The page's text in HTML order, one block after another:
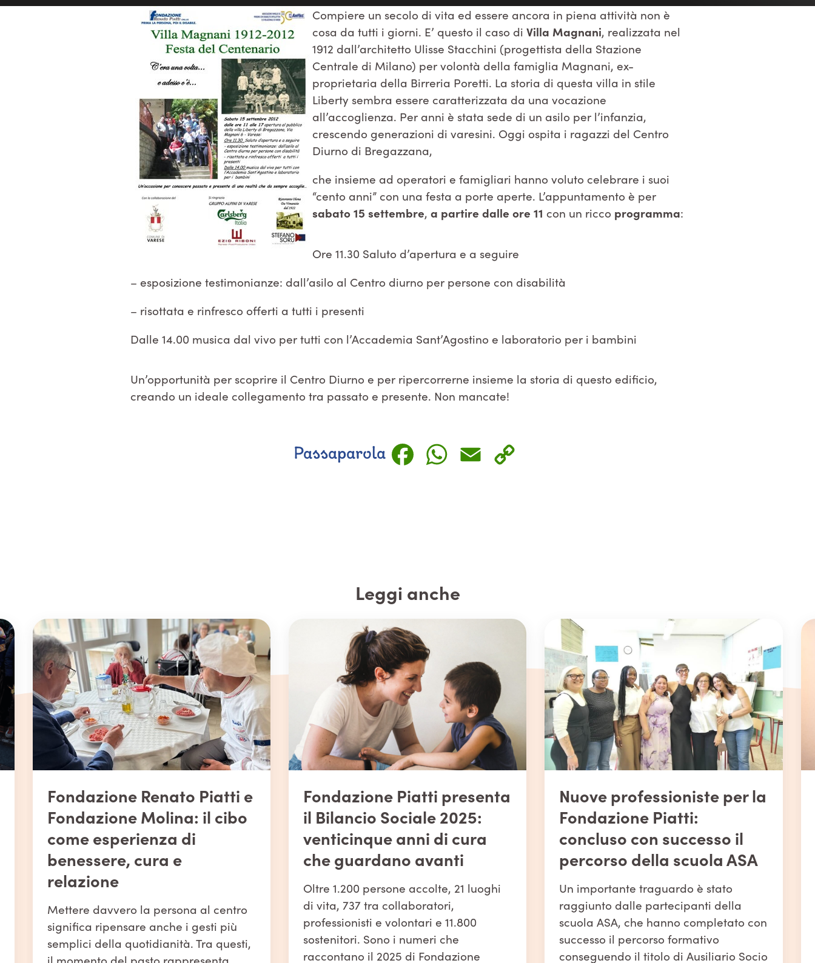
Compiere un secolo di vita ed essere ancora in piena attività non è
cosa da tutti i giorni. E’ questo il caso diVilla Magnani, realizzata nel
1912 dall’architetto Ulisse Stacchini (progettista della Stazione
Centrale di Milano) per volontà della famiglia Magnani, ex-
proprietaria della Birreria Poretti. La storia di questa villa in stile
Liberty sembra essere caratterizzata da una vocazione
all’accoglienza. Per anni è stata sede di un asilo per l’infanzia,
crescendo generazioni di varesini. Oggi ospita i ragazzi del Centro
Diurno di Bregazzana,
che insieme ad operatori e famigliari hanno voluto celebrare i suoi
“cento anni” con una festa a porte aperte. L’appuntamento è per
sabato 15 settembre,a partire dalle ore 11 con un ricco programma:
Ore 11.30 Saluto d’apertura e a seguire
– esposizione testimonianze: dall’asilo al Centro diurno per persone con disabilità
– risottata e rinfresco offerti a tutti i presenti
Dalle 14.00 musica dal vivo per tutti con l’Accademia Sant’Agostino e laboratorio per i bambini
Un’opportunità per scoprire il Centro Diurno e per ripercorrerne insieme la storia di questo edificio,
creando un ideale collegamento tra passato e presente. Non mancate!
Passaparola Facebook
WhatsApp
Email
Leggi anche
Fondazione Piatti presenta
il Bilancio Sociale 2025:
venticinque anni di cura
che guardano avanti
Oltre 1.200 persone accolte, 21 luoghi
di vita, 737 tra collaboratori,
professionisti e volontari e 11.800
sostenitori. Sono i numeri che
raccontano il 2025 di Fondazione
Nuove professioniste per la
Fondazione Piatti:
concluso con successo il
percorso della scuola ASA
Un importante traguardo è stato
raggiunto dalle partecipanti della
scuola ASA, che hanno completato con
successo il percorso formativo
conseguendo il titolo di Ausiliario Socio
Oltre 60.000 euro raccolti
per i bambini con autismo:
una serata che guarda al
futuro
Una serata di condivisione, solidarietà
e speranza. Giovedì 28 maggio, nella
splendida cornice di Villa San Martino
a Barasso, oltre 130 persone hanno
scelto di essere al fianco della